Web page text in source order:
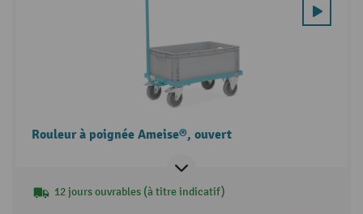
Rouleur à poignée Ameise®, ouvert
12 jours ouvrables (à titre indicatif)